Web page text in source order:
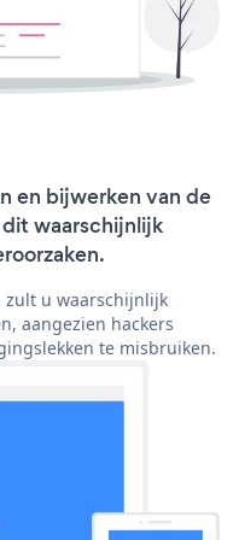
en bijwerken van de
waarschijnlijk
u waarschijnlijk
aangezien hackers
te misbruiken.